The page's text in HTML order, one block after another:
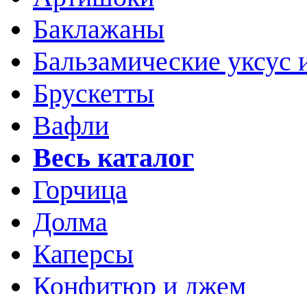
Баклажаны
Бальзамические уксус
Брускетты
Вафли
Весь каталог
Горчица
Долма
Каперсы
Конфитюр и джем